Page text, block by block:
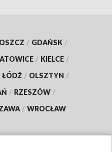
/ GDAŃSK /
/ KIELCE /
ŁÓDŹ / OLSZTYN /
/ RZESZÓW /
/ WROCŁAW